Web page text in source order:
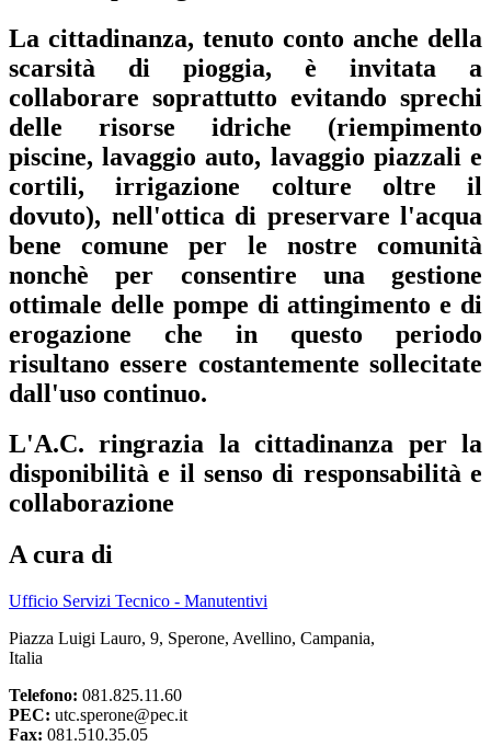
La cittadinanza, tenuto conto anche della
scarsità di pioggia, è invitata a
collaborare soprattutto evitando sprechi
delle risorse idriche (riempimento
piscine, lavaggio auto, lavaggio piazzali e
cortili, irrigazione colture oltre il
dovuto), nell'ottica di preservare l'acqua
bene comune per le nostre comunità
nonchè per consentire una gestione
ottimale delle pompe di attingimento e di
erogazione che in questo periodo
risultano essere costantemente sollecitate
dall'uso continuo.
L'A.C. ringrazia la cittadinanza per la
disponibilità e il senso di responsabilità e
collaborazione
A cura di
Ufficio Servizi Tecnico - Manutentivi
Piazza Luigi Lauro, 9, Sperone, Avellino, Campania,
Italia
Telefono: 081.825.11.60
PEC: utc.sperone@pec.it
Fax: 081.510.35.05